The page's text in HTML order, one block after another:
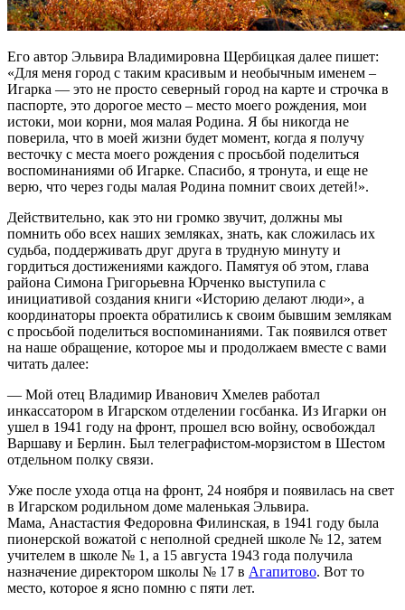
Его автор Эльвира Владимировна Щербицкая далее пишет:
«Для меня город с таким красивым и необычным именем –
Игарка — это не просто северный город на карте и строчка в
паспорте, это дорогое место – место моего рождения, мои
истоки, мои корни, моя малая Родина. Я бы никогда не
поверила, что в моей жизни будет момент, когда я получу
весточку с места моего рождения с просьбой поделиться
воспоминаниями об Игарке. Спасибо, я тронута, и еще не
верю, что через годы малая Родина помнит своих детей!».
Действительно, как это ни громко звучит, должны мы
помнить обо всех наших земляках, знать, как сложилась их
судьба, поддерживать друг друга в трудную минуту и
гордиться достижениями каждого. Памятуя об этом, глава
района Симона Григорьевна Юрченко выступила с
инициативой создания книги «Историю делают люди», а
координаторы проекта обратились к своим бывшим землякам
с просьбой поделиться воспоминаниями. Так появился ответ
на наше обращение, которое мы и продолжаем вместе с вами
читать далее:
— Мой отец Владимир Иванович Хмелев работал
инкассатором в Игарском отделении госбанка. Из Игарки он
ушел в 1941 году на фронт, прошел всю войну, освобождал
Варшаву и Берлин. Был телеграфистом-морзистом в Шестом
отдельном полку связи.
Уже после ухода отца на фронт, 24 ноября и появилась на свет
в Игарском родильном доме маленькая Эльвира.
Мама, Анастастия Федоровна Филинская, в 1941 году была
пионерской вожатой с неполной средней школе № 12, затем
учителем в школе № 1, а 15 августа 1943 года получила
назначение директором школы № 17 в Агапитово. Вот то
место, которое я ясно помню с пяти лет.